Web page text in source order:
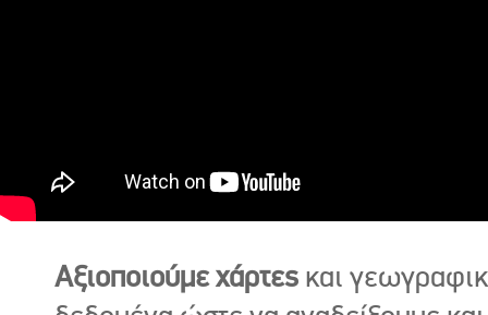
Αξιοποιούμε χάρτες και